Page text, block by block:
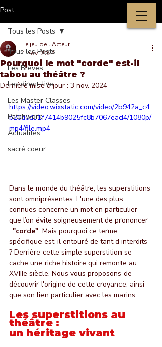
Post
Tous les Posts
Les Brèves
Les direct-live
Les Master Classes
Patchwork
Actualités
sacré coeur
Tous les Posts
Pourquoi le mot "corde" est-il
tabou au théâtre ?
Le jeu de l'Acteur
1 nov. 2024
Dernière mise à jour : 3 nov. 2024
https://video.wixstatic.com/video/2b942a_c4
b20d0d31f7414b9025fc8b7067ead4/1080p/
mp4/file.mp4
Dans le monde du théâtre, les superstitions
sont omniprésentes. L'une des plus
connues concerne un mot en particulier
que l’on évite soigneusement de prononcer
: "corde". Mais pourquoi ce terme
spécifique est-il entouré de tant d’interdits
? Derrière cette simple superstition se
cache une riche histoire qui remonte au
XVIIIe siècle. Nous vous proposons de
découvrir l'origine de cette croyance, ainsi
que son lien particulier avec les marins.
Les superstitions au
théâtre :
un héritage vivant